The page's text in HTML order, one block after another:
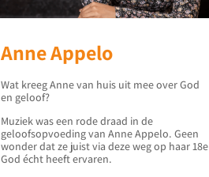
Anne Appelo
Wat kreeg Anne van huis uit mee over God
en geloof?
Muziek was een rode draad in de
geloofsopvoeding van Anne Appelo. Geen
wonder dat ze juist via deze weg op haar 18e
God écht heeft ervaren.